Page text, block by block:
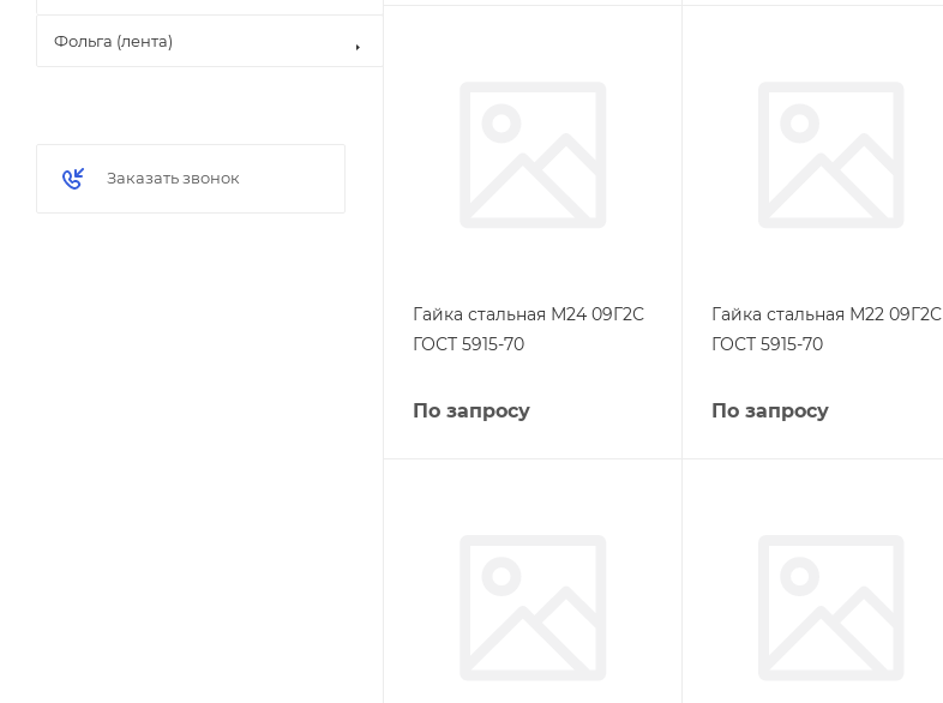
Гайка стальная М24 09Г2С
ГОСТ 5915-70
По запросу
Гайка стальная М22 09Г2С
ГОСТ 5915-70
По запросу
Фольга (лента)
Заказать звонок